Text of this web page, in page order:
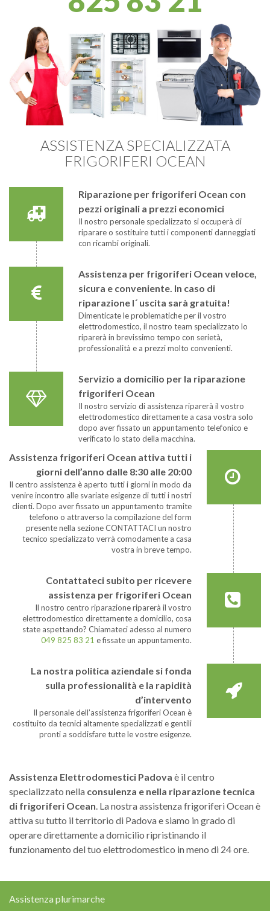
ASSISTENZA SPECIALIZZATA
FRIGORIFERI OCEAN
Riparazione per frigoriferi Ocean con
pezzi originali a prezzi economici
Il nostro personale specializzato si occuperà di
riparare o sostituire tutti i componenti danneggiati
con ricambi originali.
Assistenza per frigoriferi Ocean veloce,
sicura e conveniente. In caso di
riparazione l´ uscita sarà gratuita!
Dimenticate le problematiche per il vostro
elettrodomestico, il nostro team specializzato lo
riparerà in brevissimo tempo con serietà,
professionalità e a prezzi molto convenienti.
Servizio a domicilio per la riparazione
frigoriferi Ocean
Il nostro servizio di assistenza riparerà il vostro
elettrodomestico direttamente a casa vostra solo
dopo aver fissato un appuntamento telefonico e
verificato lo stato della macchina.
Assistenza frigoriferi Ocean attiva tutti i
giorni dell’anno dalle 8:30 alle 20:00
Il centro assistenza è aperto tutti i giorni in modo da
venire incontro alle svariate esigenze di tutti i nostri
clienti. Dopo aver fissato un appuntamento tramite
telefono o attraverso la compilazione del form
presente nella sezione CONTATTACI un nostro
tecnico specializzato verrà comodamente a casa
vostra in breve tempo.
Contattateci subito per ricevere
assistenza per frigoriferi Ocean
Il nostro centro riparazione riparerà il vostro
elettrodomestico direttamente a domicilio, cosa
state aspettando? Chiamateci adesso al numero
049 825 83 21 e fissate un appuntamento.
La nostra politica aziendale si fonda
sulla professionalità e la rapidità
d’intervento
Il personale dell’assistenza frigoriferi Ocean è
costituito da tecnici altamente specializzati e gentili
pronti a soddisfare tutte le vostre esigenze.
Assistenza Elettrodomestici Padova è il centro
specializzato nella consulenza e nella riparazione tecnica
di frigoriferi Ocean. La nostra assistenza frigoriferi Ocean è
attiva su tutto il territorio di Padova e siamo in grado di
operare direttamente a domicilio ripristinando il
funzionamento del tuo elettrodomestico in meno di 24 ore.
Assistenza plurimarche